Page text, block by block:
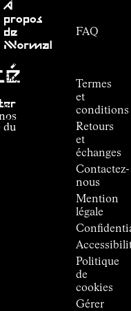
du
À
propos
de
NNormal
Mission
Engagement
guide
Alpine
Connections
FAQ
Termes
et
conditions
Retours
et
échanges
Contactez-
nous
Mention
légale
Politique
de
cookies
Gérer